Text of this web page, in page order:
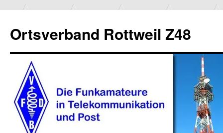
Ortsverband Rottweil Z48